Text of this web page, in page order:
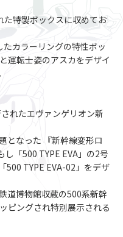
た特製ボックスに収めてお
カラーリングの特性ボッ
運転士姿のアスカをデザイ
れたエヴァンゲリオン新
となった 『新幹線変形ロ
「500 TYPE EVA」の2号
500 TYPE EVA-02」をデザ
道博物館収蔵の500系新幹
ピングされ特別展示される